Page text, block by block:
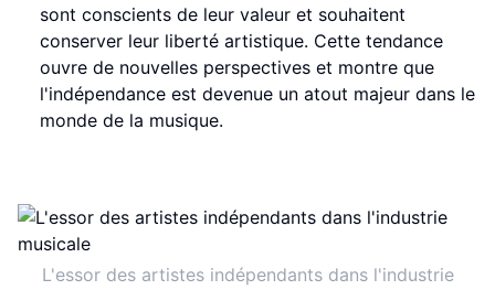
sont conscients de leur valeur et souhaitent
conserver leur liberté artistique. Cette tendance
ouvre de nouvelles perspectives et montre que
l'indépendance est devenue un atout majeur dans le
monde de la musique.
L'essor des artistes indépendants dans l'industrie